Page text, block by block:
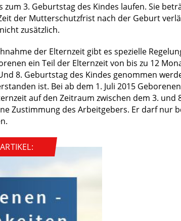
zum 3. Geburtstag des Kindes laufen. Sie
der Mutterschutzfrist nach der Geburt
zusätzlich.
der Elternzeit gibt es spezielle
ein Teil der Elternzeit von bis zu 12
8. Geburtstag des Kindes genommen
ist. Bei ab dem 1. Juli 2015
auf den Zeitraum zwischen dem 3. und
Zustimmung des Arbeitgebers. Er darf nur
I❶I Schnell